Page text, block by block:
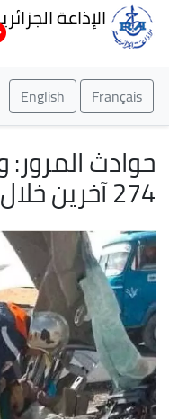
الإذاعة الجزائرية
Français
English
274 آخرين خلال الـ24 ساعة الأخيرة